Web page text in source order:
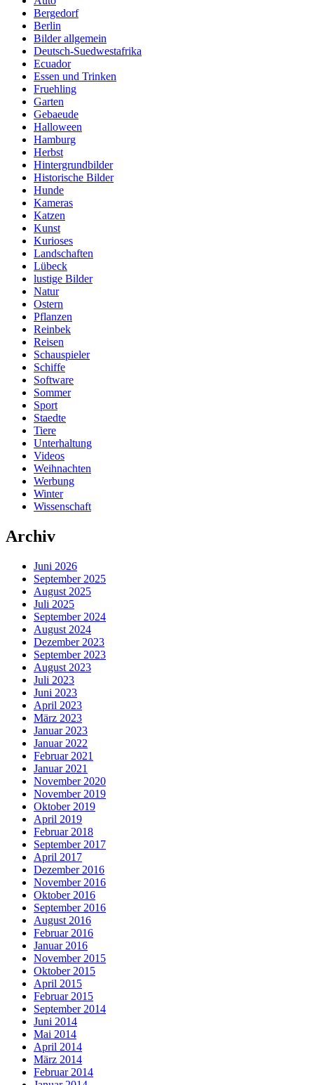
Bergedorf
Berlin
Bilder allgemein
Deutsch-Suedwestafrika
Ecuador
Essen und Trinken
Fruehling
Garten
Gebaeude
Halloween
Hamburg
Herbst
Hintergrundbilder
Historische Bilder
Hunde
Kameras
Katzen
Kunst
Kurioses
Landschaften
Lübeck
lustige Bilder
Natur
Ostern
Pflanzen
Reinbek
Reisen
Schauspieler
Schiffe
Software
Sommer
Sport
Staedte
Tiere
Unterhaltung
Videos
Weihnachten
Werbung
Winter
Wissenschaft
Archiv
Juni 2026
September 2025
August 2025
Juli 2025
September 2024
August 2024
Dezember 2023
September 2023
August 2023
Juli 2023
Juni 2023
April 2023
März 2023
Januar 2023
Januar 2022
Februar 2021
Januar 2021
November 2020
November 2019
Oktober 2019
April 2019
Februar 2018
September 2017
April 2017
Dezember 2016
November 2016
Oktober 2016
September 2016
August 2016
Februar 2016
Januar 2016
November 2015
Oktober 2015
April 2015
Februar 2015
September 2014
Juni 2014
Mai 2014
April 2014
März 2014
Februar 2014